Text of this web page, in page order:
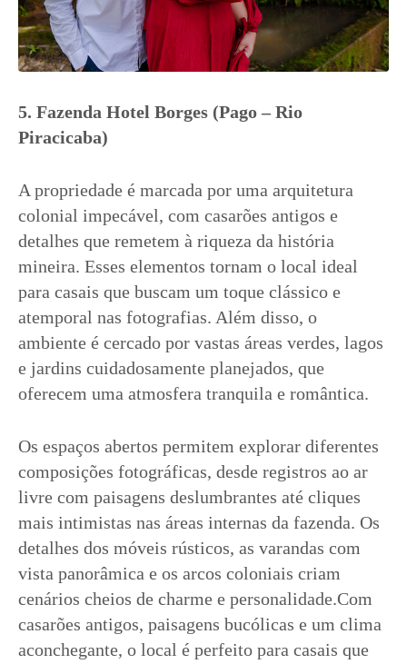
5. Fazenda Hotel Borges (Pago – Rio
Piracicaba)
A propriedade é marcada por uma arquitetura
colonial impecável, com casarões antigos e
detalhes que remetem à riqueza da história
mineira. Esses elementos tornam o local ideal
para casais que buscam um toque clássico e
atemporal nas fotografias. Além disso, o
ambiente é cercado por vastas áreas verdes, lagos
e jardins cuidadosamente planejados, que
oferecem uma atmosfera tranquila e romântica.
Os espaços abertos permitem explorar diferentes
composições fotográficas, desde registros ao ar
livre com paisagens deslumbrantes até cliques
mais intimistas nas áreas internas da fazenda. Os
detalhes dos móveis rústicos, as varandas com
vista panorâmica e os arcos coloniais criam
cenários cheios de charme e personalidade.Com
casarões antigos, paisagens bucólicas e um clima
aconchegante, o local é perfeito para casais que